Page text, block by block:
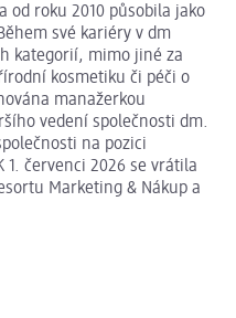
roku 2010 působila jako
své kariéry v dm
kategorií, mimo jiné za
kosmetiku či péči o
manažerkou
vedení společnosti dm.
na pozici
červenci 2026 se vrátila
Marketing & Nákup a